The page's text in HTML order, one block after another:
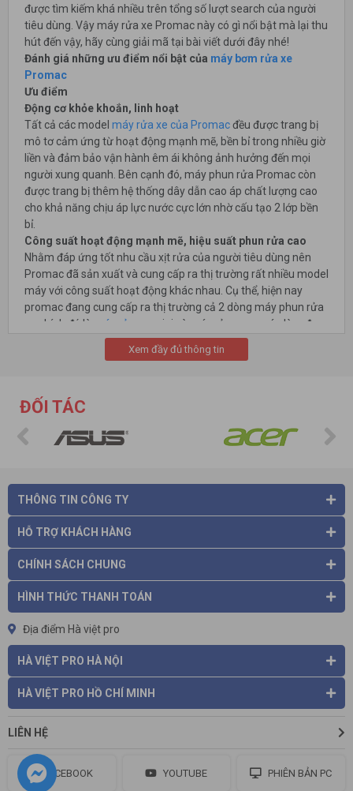
được tìm kiếm khá nhiều trên tổng số lượt search của người
tiêu dùng. Vậy máy rửa xe Promac này có gì nổi bật mà lại thu
hút đến vậy, hãy cùng giải mã tại bài viết dưới đây nhé!
Đánh giá những ưu điểm nổi bật của máy bơm rửa xe
Promac
Ưu điểm
Động cơ khỏe khoắn, linh hoạt
Tất cả các model máy rửa xe của Promacđều được trang bị
mô tơ cảm ứng từ hoạt động mạnh mẽ, bền bỉ trong nhiều giờ
liền và đảm bảo vận hành êm ái không ảnh hưởng đến mọi
người xung quanh. Bên cạnh đó, máy phun rửa Promac còn
được trang bị thêm hệ thống dây dẫn cao áp chất lượng cao
cho khả năng chịu áp lực nước cực lớn nhờ cấu tạo 2 lớp bền
bỉ.
Công suất hoạt động mạnh mẽ, hiệu suất phun rửa cao
Nhằm đáp ứng tốt nhu cầu xịt rửa của người tiêu dùng nên
Promac đã sản xuất và cung cấp ra thị trường rất nhiều model
máy với công suất hoạt động khác nhau. Cụ thể, hiện nay
promac đang cung cấp ra thị trường cả 2 dòng máy phun rửa
xe chính đó là
máy rửa xe
mini và máy rửa xe cao áp làm đa
dạng thêm các đối tượng khách hàng. Nhờ đó mà người dùng
cũng có thể thoải mái hơn khi lựa chọn những chiếc máy có
Máy phun xịt Promac đáp ứng tất cả nhu cầu xịt rửa của
người tiêu dùng
Sở hữu những khối động cơ hoạt động mạnh mẽ cùng motor
cũng rất cao. Áp lực nước được phun ra cũng không hề nhỏ
nên quá trình phun rửa cũng trở nên dễ dàng và nhanh chóng
Xem đầy đủ thông tin
ĐỐI TÁC
THÔNG TIN CÔNG TY
HỖ TRỢ KHÁCH HÀNG
CHÍNH SÁCH CHUNG
HÌNH THỨC THANH TOÁN
Địa điểm Hà việt pro
HÀ VIỆT PRO HÀ NỘI
HÀ VIỆT PRO HỒ CHÍ MINH
LIÊN HỆ
FACEBOOK YOUTUBE PHIÊN BẢN PC